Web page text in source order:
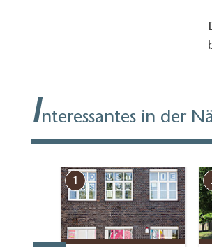
Interessantes in der
1